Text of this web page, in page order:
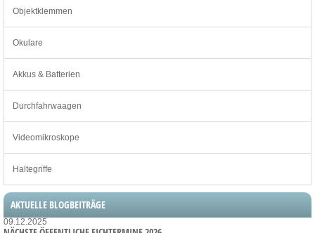
Objektklemmen
Okulare
Akkus & Batterien
Durchfahrwaagen
Videomikroskope
Haltegriffe
AKTUELLE BLOGBEITRÄGE
09.12.2025